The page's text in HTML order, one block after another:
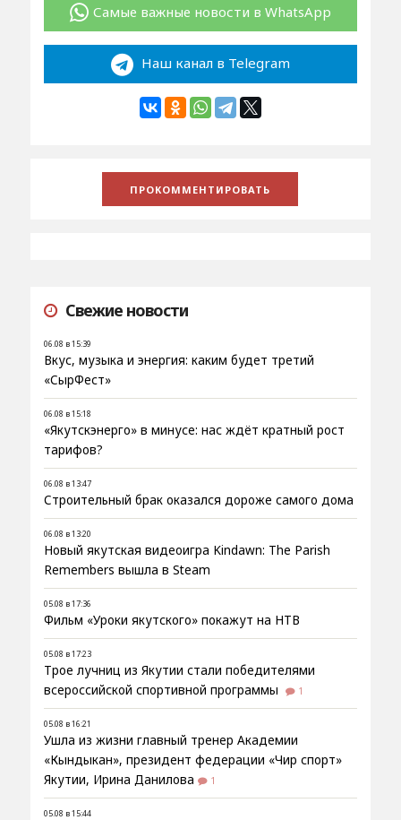
Самые важные новости в WhatsApp
Наш канал в Telegram
Свежие новости
06.08 в 15:39
Вкус, музыка и энергия: каким будет третий
«СырФест»
06.08 в 15:18
«Якутскэнерго» в минусе: нас ждёт кратный рост
тарифов?
06.08 в 13:47
Строительный брак оказался дороже самого дома
06.08 в 13:20
Новый якутская видеоигра Kindawn: The Parish
Remembers вышла в Steam
05.08 в 17:36
Фильм «Уроки якутского» покажут на НТВ
05.08 в 17:23
Трое лучниц из Якутии стали победителями
всероссийской спортивной программы
1
05.08 в 16:21
Ушла из жизни главный тренер Академии
«Кындыкан», президент федерации «Чир спорт»
Якутии, Ирина Данилова
1
05.08 в 15:44